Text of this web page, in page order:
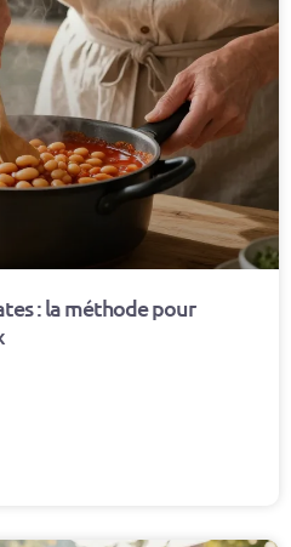
: la méthode pour